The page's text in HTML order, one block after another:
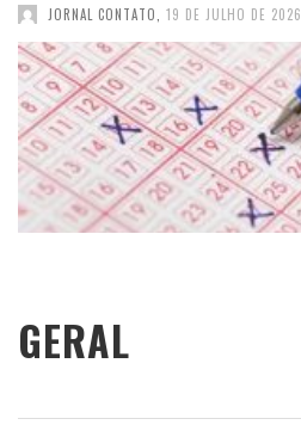
JORNAL CONTATO, 19 DE JULHO DE 2026
GERAL